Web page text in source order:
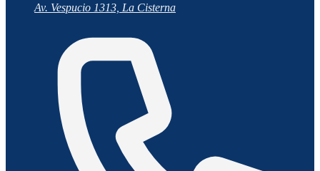
Av. Vespucio 1313, La Cisterna